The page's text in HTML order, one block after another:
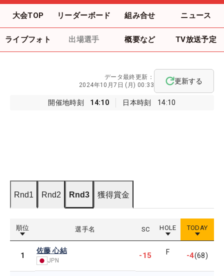
大会TOP リーダーボード 組み合せ ニュース
ライブフォト 出場選手 概要など TV放送予定
開催地時刻 14:10 日本時刻 14:10
データ最終更新：
2024年10月7日 (月) 00:33
更新する
Rnd1 Rnd2 Rnd3 獲得賞金
順位 選手名 SC HOLE TODAY
1
佐藤 心結
JPN
-15 F -4(68)